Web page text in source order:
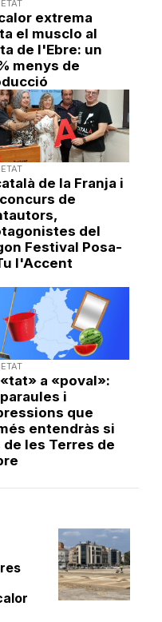
extrema
el musclo al
de l'Ebre: un
menys de
de la Franja i
de
del
Festival Posa-
l'Accent
a «poval»:
i
que
entendràs si
de les Terres de